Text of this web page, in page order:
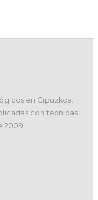
en Gipuzkoa.
con técnicas
2009.